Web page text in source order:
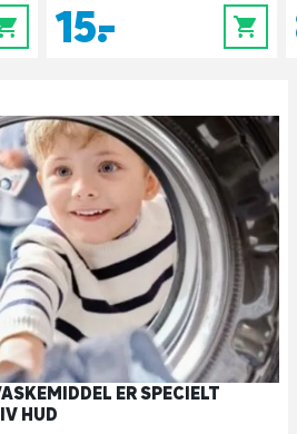
0 15,- 0
ER SPECIELT
HUD